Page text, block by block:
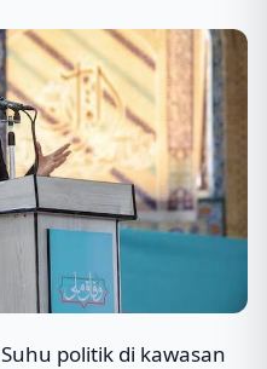
Suhu politik di kawasan